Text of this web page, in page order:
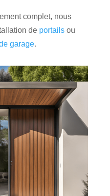
complet, nous
de portails ou
garage.